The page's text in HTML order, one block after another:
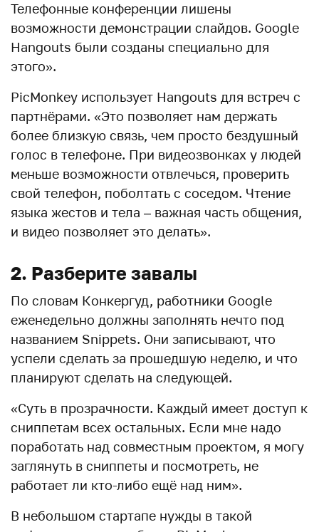
Телефонные конференции лишены
возможности демонстрации слайдов. Google
Hangouts были созданы специально для
этого».
PicMonkey использует Hangouts для встреч с
партнёрами. «Это позволяет нам держать
более близкую связь, чем просто бездушный
голос в телефоне. При видеозвонках у людей
меньше возможности отвлечься, проверить
свой телефон, поболтать с соседом. Чтение
языка жестов и тела – важная часть общения,
и видео позволяет это делать».
2. Разберите завалы
По словам Конкергуд, работники Google
еженедельно должны заполнять нечто под
названием Snippets. Они записывают, что
успели сделать за прошедшую неделю, и что
планируют сделать на следующей.
«Суть в прозрачности. Каждый имеет доступ к
сниппетам всех остальных. Если мне надо
поработать над совместным проектом, я могу
заглянуть в сниппеты и посмотреть, не
работает ли кто-либо ещё над ним».
В небольшом стартапе нужды в такой